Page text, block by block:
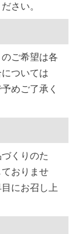
さい。
ご希望は各
ついては
めご了承く
くりのた
おりませ
にお召し上